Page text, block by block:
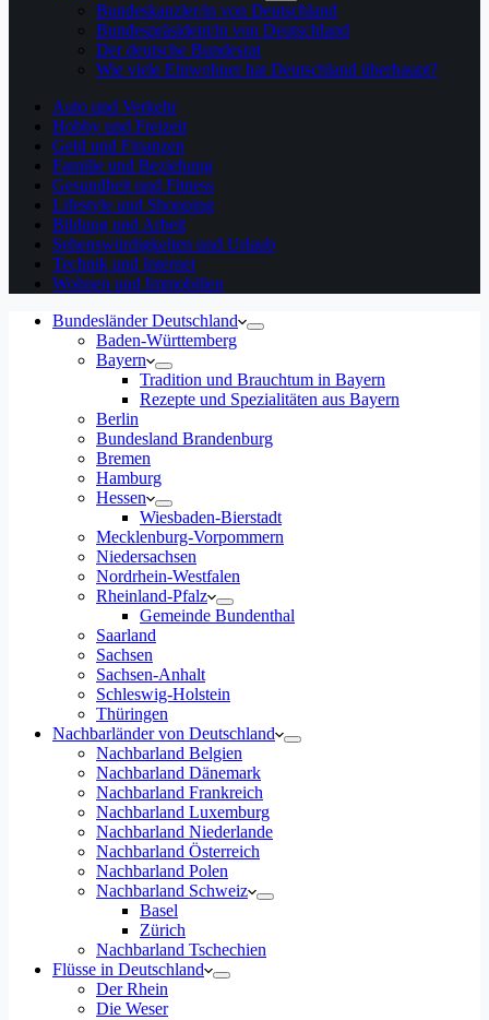
Bundeskanzler/in von Deutschland
Bundespräsident/in von Deutschland
Der deutsche Bundesrat
Wie viele Einwohner hat Deutschland überhaupt?
Auto und Verkehr
Hobby und Freizeit
Geld und Finanzen
Familie und Beziehung
Gesundheit und Fitness
Lifestyle und Shopping
Bildung und Arbeit
Sehenswürdigkeiten und Urlaub
Technik und Internet
Wohnen und Immobilien
Bundesländer Deutschland
Baden-Württemberg
Bayern
Tradition und Brauchtum in Bayern
Rezepte und Spezialitäten aus Bayern
Berlin
Bundesland Brandenburg
Bremen
Hamburg
Hessen
Wiesbaden-Bierstadt
Mecklenburg-Vorpommern
Niedersachsen
Nordrhein-Westfalen
Rheinland-Pfalz
Gemeinde Bundenthal
Saarland
Sachsen
Sachsen-Anhalt
Schleswig-Holstein
Thüringen
Nachbarländer von Deutschland
Nachbarland Belgien
Nachbarland Dänemark
Nachbarland Frankreich
Nachbarland Luxemburg
Nachbarland Niederlande
Nachbarland Österreich
Nachbarland Polen
Nachbarland Schweiz
Basel
Zürich
Nachbarland Tschechien
Flüsse in Deutschland
Der Rhein
Die Weser